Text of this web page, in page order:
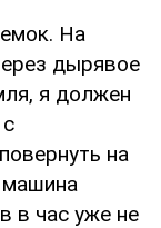
На
дырявое
я должен
на
машина
в час уже не